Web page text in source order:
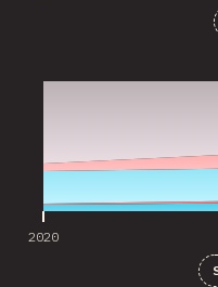
2020